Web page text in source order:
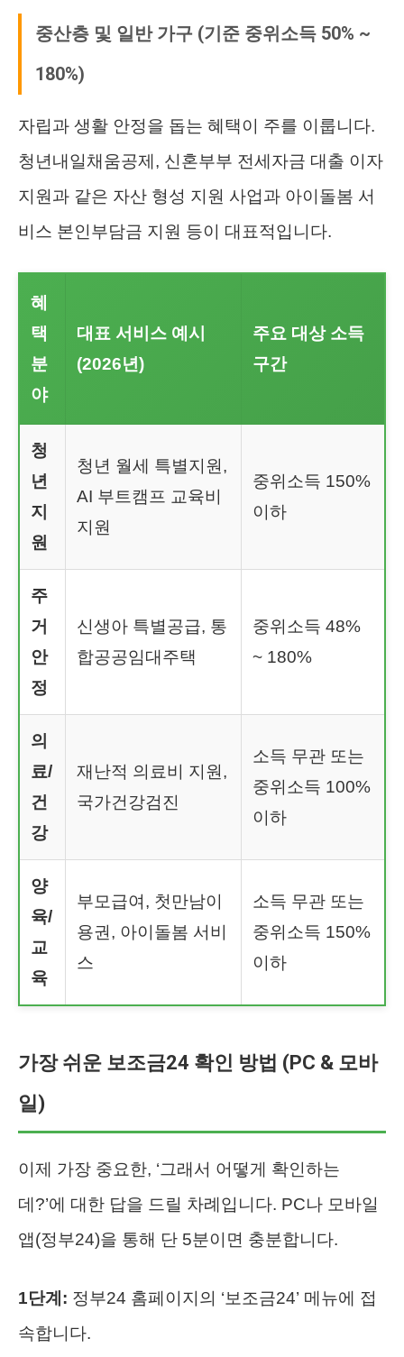
중산층 및 일반 가구 (기준 중위소득 50% ~
180%)
자립과 생활 안정을 돕는 혜택이 주를 이룹니다.
청년내일채움공제, 신혼부부 전세자금 대출 이자
지원과 같은 자산 형성 지원 사업과 아이돌봄 서
비스 본인부담금 지원 등이 대표적입니다.
혜
택
분
야
대표 서비스 예시
(2026년)
주요 대상 소득
구간
청
년
지
원
청년 월세 특별지원,
AI 부트캠프 교육비
지원
중위소득 150%
이하
주
거
안
정
신생아 특별공급, 통
합공공임대주택
중위소득 48%
~ 180%
의
료/
건
강
재난적 의료비 지원,
국가건강검진
소득 무관 또는
중위소득 100%
이하
양
육/
교
육
부모급여, 첫만남이
용권, 아이돌봄 서비
스
소득 무관 또는
중위소득 150%
이하
가장 쉬운 보조금24 확인 방법 (PC & 모바
일)
이제 가장 중요한, ‘그래서 어떻게 확인하는
데?’에 대한 답을 드릴 차례입니다. PC나 모바일
앱(정부24)을 통해 단 5분이면 충분합니다.
1단계: 정부24 홈페이지의 ‘보조금24’ 메뉴에 접
속합니다.